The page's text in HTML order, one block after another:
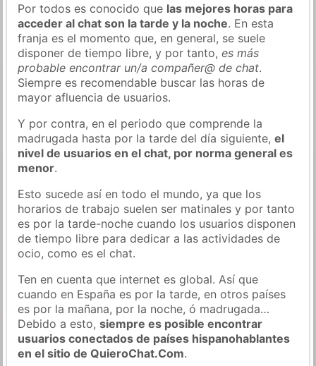
Por todos es conocido que las mejores horas para
acceder al chat son la tarde y la noche. En esta
franja es el momento que, en general, se suele
disponer de tiempo libre, y por tanto,es más
probable encontrar un/a compañer@ de chat.
Siempre es recomendable buscar las horas de
mayor afluencia de usuarios.
Y por contra, en el periodo que comprende la
madrugada hasta por la tarde del día siguiente,el
nivel de usuarios en el chat, por norma general es
menor.
Esto sucede así en todo el mundo, ya que los
horarios de trabajo suelen ser matinales y por tanto
es por la tarde-noche cuando los usuarios disponen
de tiempo libre para dedicar a las actividades de
ocio, como es el chat.
Ten en cuenta que internet es global. Así que
cuando en España es por la tarde, en otros países
es por la mañana, por la noche, ó madrugada…
Debido a esto,siempre es posible encontrar
usuarios conectados de países hispanohablantes
en el sitio de QuieroChat.Com.